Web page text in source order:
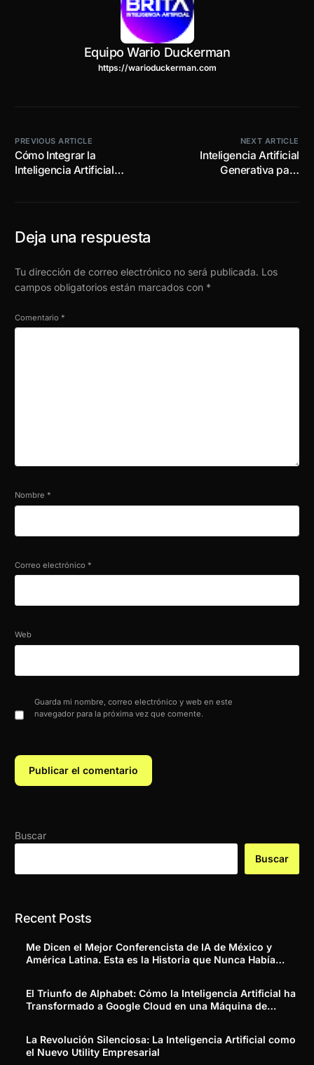
Equipo Wario Duckerman
https://warioduckerman.com
PREVIOUS ARTICLE
Cómo Integrar la
Inteligencia Artificial
NEXT ARTICLE
Inteligencia Artificial
Generativa para
Deja una respuesta
Tu dirección de correo electrónico no será publicada. Los
campos obligatorios están marcados con *
Comentario *
Nombre *
Correo electrónico *
Web
Guarda mi nombre, correo electrónico y web en este
navegador para la próxima vez que comente.
Buscar
Buscar
Recent Posts
Me Dicen el Mejor Conferencista de IA de México y
América Latina. Esta es la Historia que Nunca Había
El Triunfo de Alphabet: Cómo la Inteligencia Artificial ha
Transformado a Google Cloud en una Máquina de
La Revolución Silenciosa: La Inteligencia Artificial como
el Nuevo Utility Empresarial